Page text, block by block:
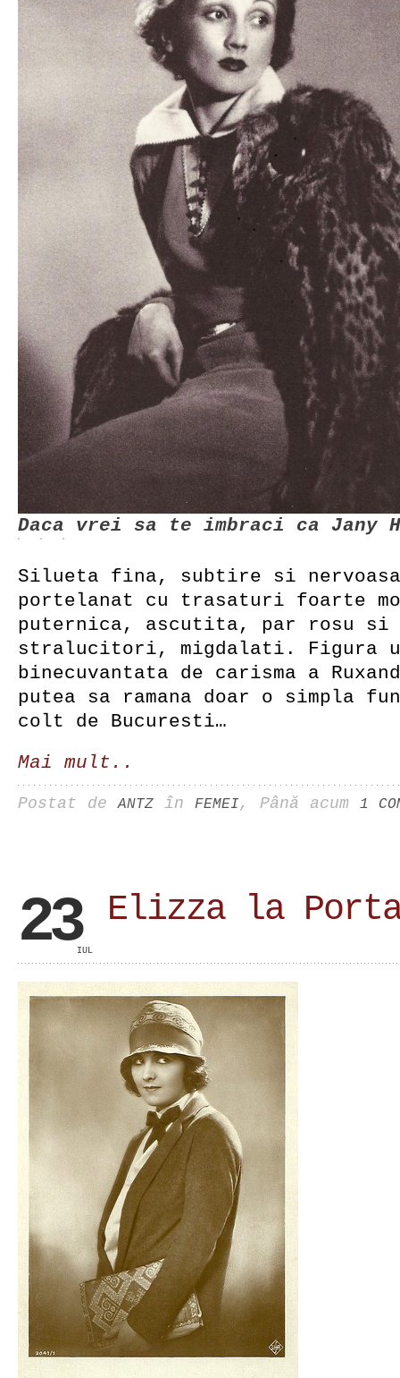
Daca vrei sa te imbraci ca Jany
Silueta fina, subtire si
portelanat cu trasaturi foarte
puternica, ascutita, par rosu si
stralucitori, migdalati. Figura
binecuvantata de carisma a
putea sa ramana doar o simpla
colt de Bucuresti…
Mai mult..
Postat deANTZ în FEMEI, Până acum 1
23IUL
Elizza la